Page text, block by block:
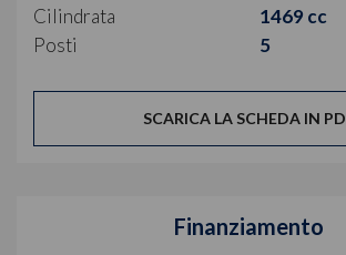
Cilindrata
1469 cc
Posti
5
SCARICA LA SCHEDA IN
Finanziamento